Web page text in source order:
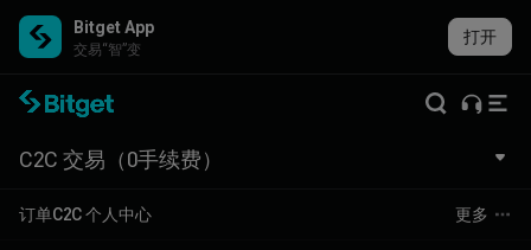
Bitget App
交易“智”变
打开
C2C 交易（0手续费）
订单C2C 个人中心 更多